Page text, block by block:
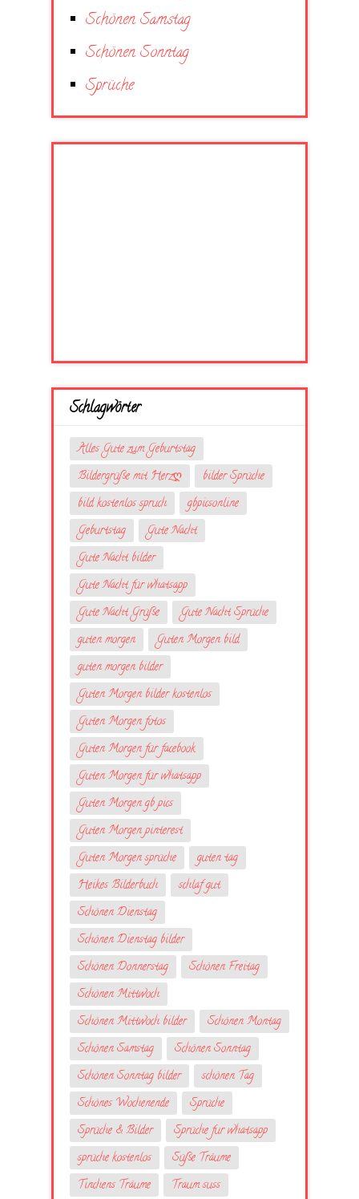
Schönen Samstag
Schönen Sonntag
Sprüche
Schlagwörter
Alles Gute zum Geburtstag
Bildergrüße mit Herzღ
bilder Sprüche
bild kostenlos spruch
gbpicsonline
Geburtstag
Gute Nacht
Gute Nacht bilder
Gute Nacht für whatsapp
Gute Nacht Grüße
Gute Nacht Sprüche
guten morgen
Guten Morgen bild
guten morgen bilder
Guten Morgen bilder kostenlos
Guten Morgen fotos
Guten Morgen für facebook
Guten Morgen für whatsapp
Guten Morgen gb pics
Guten Morgen pinterest
Guten Morgen sprüche
guten tag
Heikes Bilderbuch
schlaf gut
Schönen Dienstag
Schönen Dienstag bilder
Schönen Donnerstag
Schönen Freitag
Schönen Mittwoch
Schönen Mittwoch bilder
Schönen Montag
Schönen Samstag
Schönen Sonntag
Schönen Sonntag bilder
schönen Tag
Schönes Wochenende
Sprüche
Sprüche & Bilder
Sprüche fur whatsapp
sprüche kostenlos
Süße Träume
Tinchens Träume
Traum suss